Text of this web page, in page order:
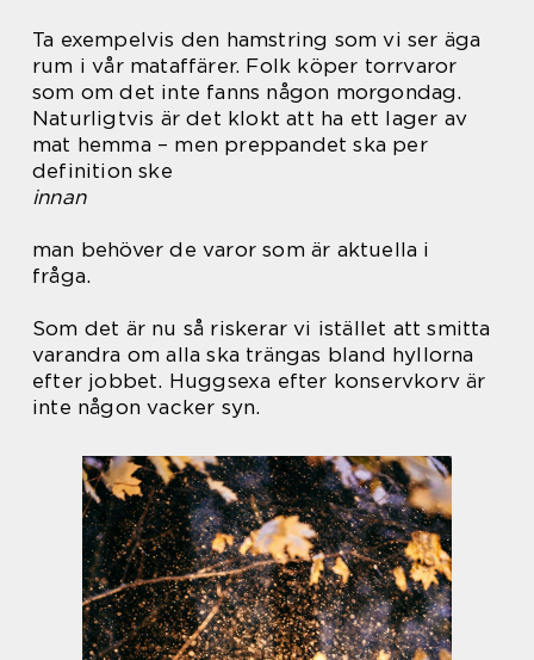
Ta exempelvis den hamstring som vi ser äga
rum i vår mataffärer. Folk köper torrvaror
som om det inte fanns någon morgondag.
Naturligtvis är det klokt att ha ett lager av
mat hemma – men preppandet ska per
definition ske
innan
man behöver de varor som är aktuella i
fråga.
Som det är nu så riskerar vi istället att smitta
varandra om alla ska trängas bland hyllorna
efter jobbet. Huggsexa efter konservkorv är
inte någon vacker syn.